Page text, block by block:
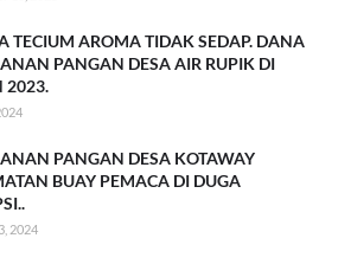
TECIUM AROMA TIDAK SEDAP. DANA
PANGAN DESA AIR RUPIK DI
2023.
PANGAN DESA KOTAWAY
BUAY PEMACA DI DUGA
2024